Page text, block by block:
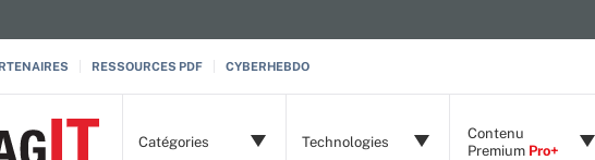
RESSOURCES PDF CYBERHEBDO
Catégories Technologies
Contenu
Premium Pro+